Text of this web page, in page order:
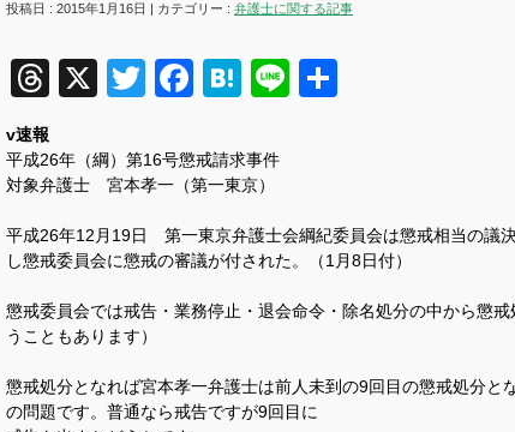
投稿日 : 2015年1月16日 | カテゴリー : 弁護士に関する記事
Threads
X TwitterFacebook
Hatena
Line
v速報
平成26年（綱）第16号懲戒請求事件
対象弁護士 宮本孝一（第一東京）
平成26年12月19日 第一東京弁護士会綱紀委員会は懲戒相当の議
し懲戒委員会に懲戒の審議が付された。（1月8日付）
懲戒委員会では戒告・業務停止・退会命令・除名処分の中から懲
うこともあります）
懲戒処分となれば宮本孝一弁護士は前人未到の9回目の懲戒処分と
の問題です。普通なら戒告ですが9回目に